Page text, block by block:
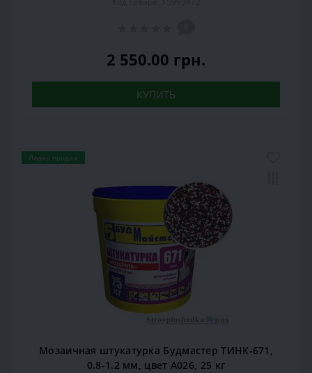
2 550.00 грн.
КУПИТЬ
Лидер продаж
Мозаичная штукатурка Будмастер ТИНК-671,
0.8-1.2 мм, цвет А026, 25 кг